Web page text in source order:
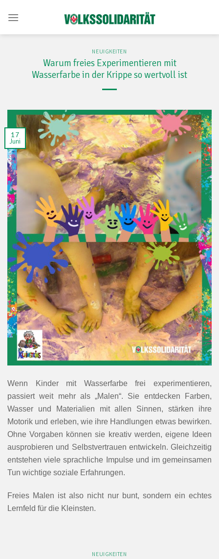
NEUIGKEITEN
Warum freies Experimentieren mit
Wasserfarbe in der Krippe so wertvoll ist
17
Juni
Wenn Kinder mit Wasserfarbe frei experimentieren,
passiert weit mehr als „Malen“. Sie entdecken Farben,
Wasser und Materialien mit allen Sinnen, stärken ihre
Motorik und erleben, wie ihre Handlungen etwas bewirken.
Ohne Vorgaben können sie kreativ werden, eigene Ideen
ausprobieren und Selbstvertrauen entwickeln. Gleichzeitig
entstehen viele sprachliche Impulse und im gemeinsamen
Tun wichtige soziale Erfahrungen.
Freies Malen ist also nicht nur bunt, sondern ein echtes
Lernfeld für die Kleinsten.
NEUIGKEITEN